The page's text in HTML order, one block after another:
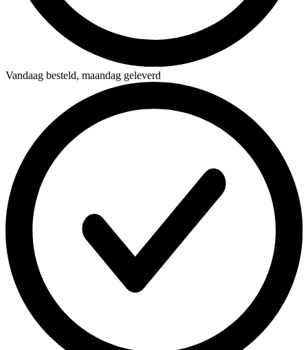
Vandaag besteld, maandag geleverd